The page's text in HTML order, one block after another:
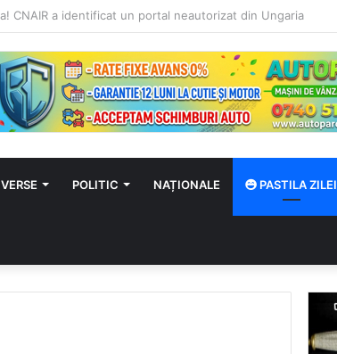
Mare cu două antrenamente gratuite pe malul Someșului
POLITIC NAȚIONALE PASTILA ZILEI